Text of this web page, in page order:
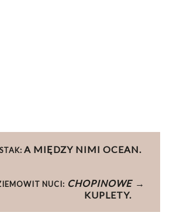
A MIĘDZY NIMI OCEAN.
NUCI: CHOPINOWE
KUPLETY.